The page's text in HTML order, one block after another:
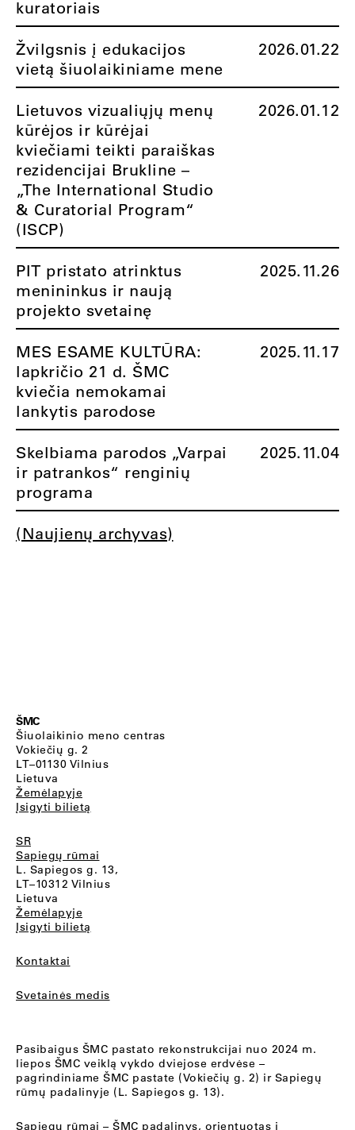
kuratoriais
Žvilgsnis į edukacijos
vietą šiuolaikiniame mene
2026.01.22
Lietuvos vizualiųjų menų
kūrėjos ir kūrėjai
kviečiami teikti paraiškas
rezidencijai Brukline –
„The International Studio
& Curatorial Program“
(ISCP)
2026.01.12
PIT pristato atrinktus
menininkus ir naują
projekto svetainę
2025.11.26
MES ESAME KULTŪRA:
lapkričio 21 d. ŠMC
kviečia nemokamai
lankytis parodose
2025.11.17
Skelbiama parodos „Varpai
ir patrankos“ renginių
programa
2025.11.04
(Naujienų archyvas)
ŠMC
Šiuolaikinio meno centras
Vokiečių g. 2
LT–01130 Vilnius
Lietuva
Žemėlapyje
Įsigyti bilietą
SR
Sapiegų rūmai
L. Sapiegos g. 13,
LT–10312 Vilnius
Lietuva
Žemėlapyje
Įsigyti bilietą
Kontaktai
Svetainės medis
Pasibaigus ŠMC pastato rekonstrukcijai nuo 2024 m.
liepos ŠMC veiklą vykdo dviejose erdvėse –
pagrindiniame ŠMC pastate (Vokiečių g. 2) ir Sapiegų
rūmų padalinyje (L. Sapiegos g. 13).
Sapiegų rūmai – ŠMC padalinys, orientuotas į